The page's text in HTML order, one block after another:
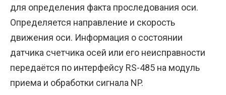
для определения факта проследования оси.
Определяется направление и скорость
движения оси. Информация о состоянии
датчика счетчика осей или его неисправности
передаётся по интерфейсу RS-485 на модуль
приема и обработки сигнала NP.